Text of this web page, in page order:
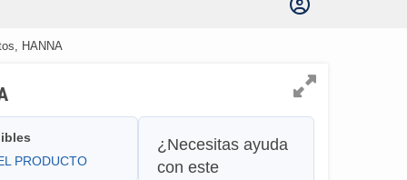
HANNA
PRODUCTO
¿Necesitas ayuda
con este